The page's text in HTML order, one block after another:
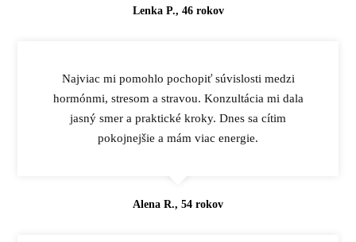
Lenka P., 46 rokov
Najviac mi pomohlo pochopiť súvislosti medzi
hormónmi, stresom a stravou. Konzultácia mi dala
jasný smer a praktické kroky. Dnes sa cítim
pokojnejšie a mám viac energie.
Alena R., 54 rokov